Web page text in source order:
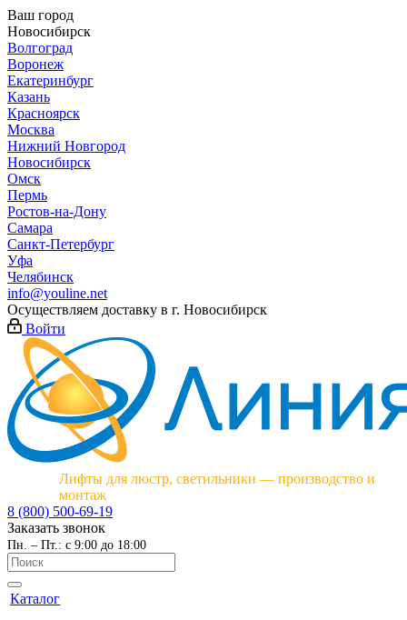
Ваш город
Новосибирск
Волгоград
Воронеж
Екатеринбург
Казань
Красноярск
Москва
Нижний Новгород
Новосибирск
Омск
Пермь
Ростов-на-Дону
Самара
Санкт-Петербург
Уфа
Челябинск
info@youline.net
Осуществляем доставку в г. Новосибирск
Войти
Лифты для люстр, светильники — производство и
монтаж
8 (800) 500-69-19
Заказать звонок
Пн. – Пт.: с 9:00 до 18:00
Каталог